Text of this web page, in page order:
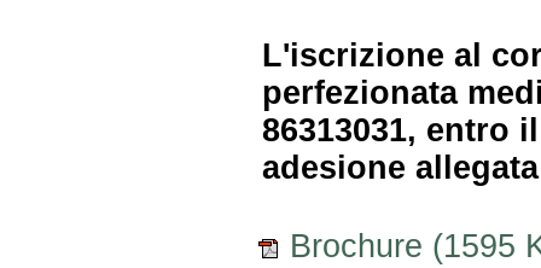
L'iscrizione al
perfezionata
86313031, entro
adesione
Brochure (1595